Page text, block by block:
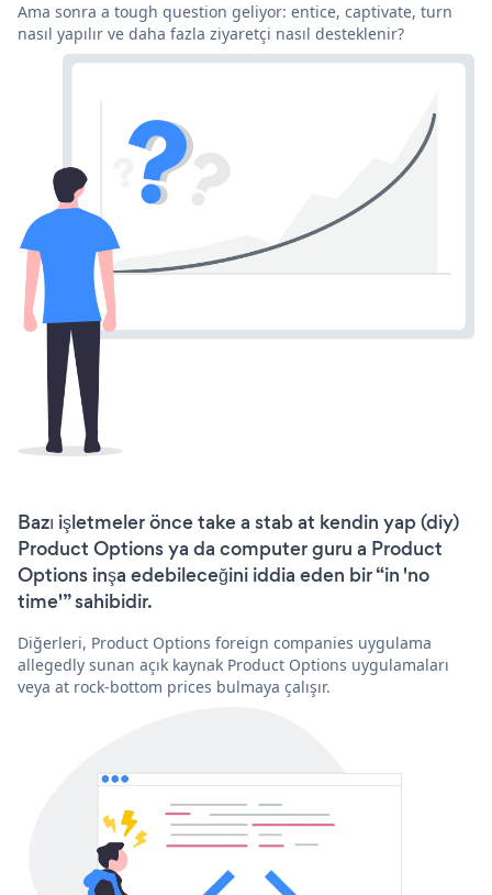
Ama sonra a tough question geliyor: entice, captivate, turn
nasıl yapılır ve daha fazla ziyaretçi nasıl desteklenir?
Bazı işletmeler önce take a stab at kendin yap (diy)
Product Options ya da computer guru a Product
Options inşa edebileceğini iddia eden bir “in 'no
time'” sahibidir.
Diğerleri, Product Options foreign companies uygulama
allegedly sunan açık kaynak Product Options uygulamaları
veya at rock-bottom prices bulmaya çalışır.